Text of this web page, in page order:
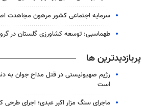
سرمایه اجتماعی کشور مرهون مجاهدت
طهماسبی: توسعه کشاورزی گلستان در
پربازدیدترین ها
رژیم صهیونیستی در قتل مداح جوان به
است
ماجرای سنگ مزار اکبر عبدی؛ اجرای طرحی